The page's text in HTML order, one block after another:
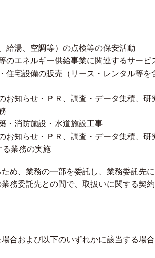
給湯、空調等）の点検等の保安活動
のエネルギー供給事業に関連するサービ
住宅設備の販売（リース・レンタル等
お知らせ・ＰＲ、調査・データ集積、研
・消防施設・水道施設工事
お知らせ・ＰＲ、調査・データ集積、研
る業務の実施
め、業務の一部を委託し、業務委託先
務委託先との間で、取扱いに関する契
合および以下のいずれかに該当する場